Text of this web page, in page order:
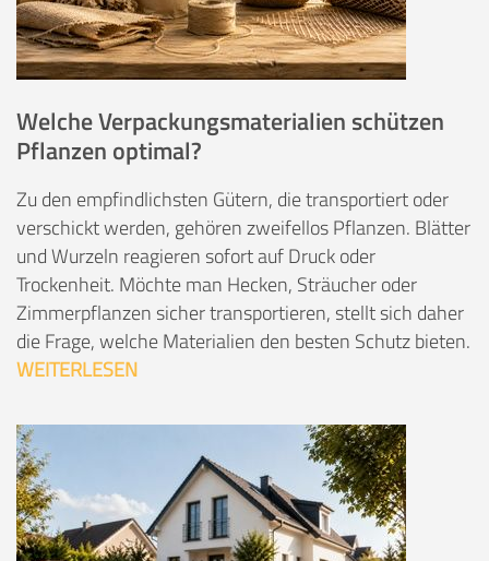
Welche Verpackungsmaterialien schützen
Pflanzen optimal?
Zu den empfindlichsten Gütern, die transportiert oder
verschickt werden, gehören zweifellos Pflanzen. Blätter
und Wurzeln reagieren sofort auf Druck oder
Trockenheit. Möchte man Hecken, Sträucher oder
Zimmerpflanzen sicher transportieren, stellt sich daher
die Frage, welche Materialien den besten Schutz bieten.
WEITERLESEN